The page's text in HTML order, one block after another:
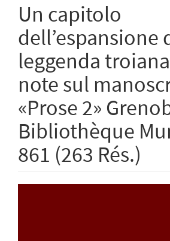
Un capitolo
dell’espansione
leggenda
note sul
«Prose 2»
Bibliothèque
861 (263 Rés.)